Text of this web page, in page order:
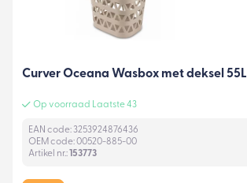
Curver Oceana Wasbox met deksel 55L
Op voorraad Laatste 43
EAN code: 3253924876436
OEM code: 00520-885-00
Artikel nr.:153773